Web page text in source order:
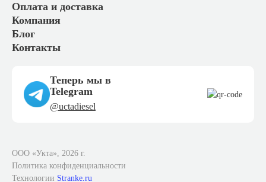
Оплата и доставка
Компания
Блог
Контакты
Теперь мы в
Telegram
@uctadiesel
ООО «Укта», 2026 г.
Политика конфиденциальности
Технологии Stranke.ru